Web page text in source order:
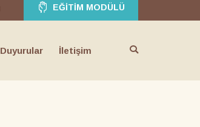
EĞITIM MODÜLÜ
Duyurular İletişim